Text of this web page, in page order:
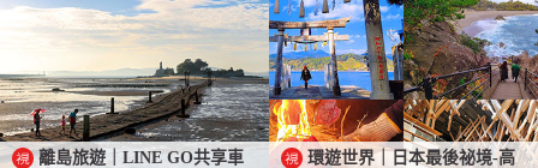
離島旅遊｜LINE GO共享車
環遊世界｜日本最後祕境-高